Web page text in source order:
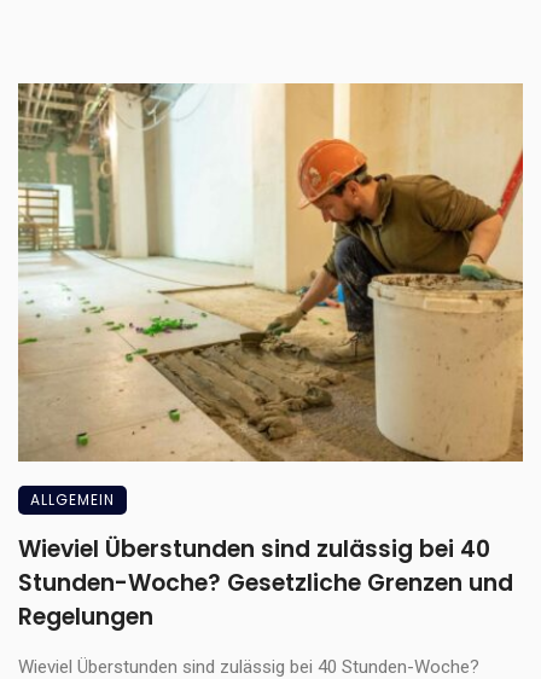
ALLGEMEIN
Wieviel Überstunden sind zulässig bei 40
Stunden-Woche? Gesetzliche Grenzen und
Regelungen
Wieviel Überstunden sind zulässig bei 40 Stunden-Woche?